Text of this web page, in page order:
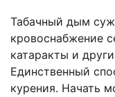
Табачный дым
кровоснабжение
катаракты и
Единственный
курения. Начать